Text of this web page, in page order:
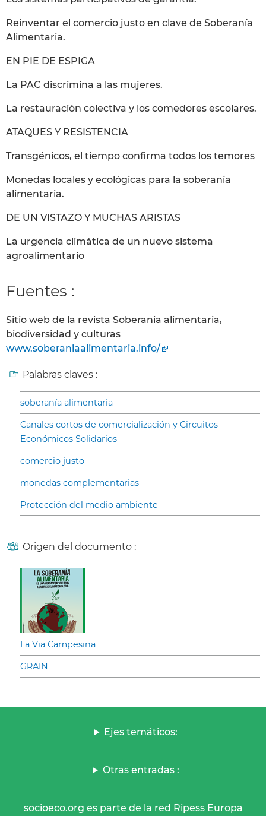
Reinventar el comercio justo en clave de Soberanía
Alimentaria.
EN PIE DE ESPIGA
La PAC discrimina a las mujeres.
La restauración colectiva y los comedores escolares.
ATAQUES Y RESISTENCIA
Transgénicos, el tiempo confirma todos los temores
Monedas locales y ecológicas para la soberanía
alimentaria.
DE UN VISTAZO Y MUCHAS ARISTAS
La urgencia climática de un nuevo sistema
agroalimentario
Fuentes :
Sitio web de la revista Soberania alimentaria,
biodiversidad y culturas
www.soberaniaalimentaria.info/
Palabras claves :
soberanía alimentaria
Canales cortos de comercialización y Circuitos
Económicos Solidarios
comercio justo
monedas complementarias
Protección del medio ambiente
Origen del documento :
La Via Campesina
GRAIN
Ejes temáticos:
Otras entradas :
socioeco.org es parte de la red Ripess Europa